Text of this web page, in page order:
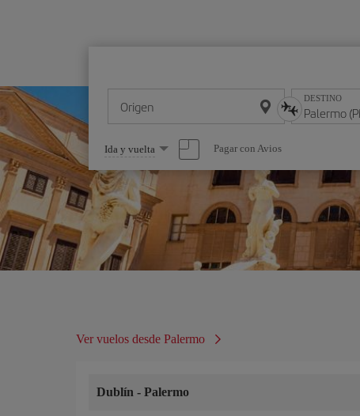
Origen DESTINO
Seleccione
una
opción
Ida y vuelta Pagar con Avios
Ver vuelos desde Palermo
Dublín - Palermo